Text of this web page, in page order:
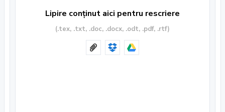
Lipire conținut aici pentru rescriere
(.tex, .txt, .doc, .docx, .odt, .pdf, .rtf)